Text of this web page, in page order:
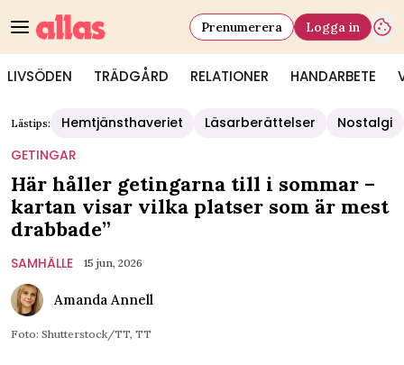
LIVSÖDEN TRÄDGÅRD RELATIONER HANDARBETE
Prenumerera Logga in
Lästips: Hemtjänsthaveriet Läsarberättelser
Nostalgi
GETINGAR
Här håller getingarna till i sommar –
kartan visar vilka platser som är mest
drabbade”
SAMHÄLLE 15 jun, 2026
Amanda Annell
Foto: Shutterstock/TT, TT